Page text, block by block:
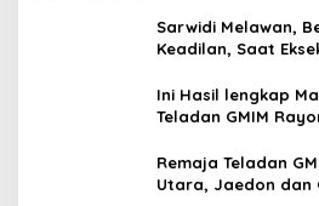
Sarwidi Melawan,
Keadilan, Saat
Ini Hasil lengkap
Teladan GMIM
Remaja Teladan
Utara, Jaedon dan